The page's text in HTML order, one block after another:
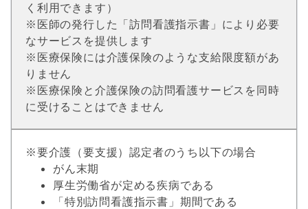
く利用できます）
※医師の発行した「訪問看護指示書」により必要
なサービスを提供します
※医療保険には介護保険のような支給限度額があ
りません
※医療保険と介護保険の訪問看護サービスを同時
に受けることはできません
※要介護（要支援）認定者のうち以下の場合
がん末期
厚生労働省が定める疾病である
「特別訪問看護指示書」期間である